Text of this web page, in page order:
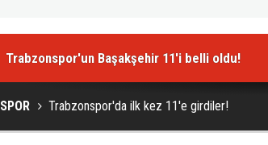
Trabzonspor'un Başakşehir 11'i belli oldu!
SPOR Trabzonspor'da ilk kez 11'e girdiler!